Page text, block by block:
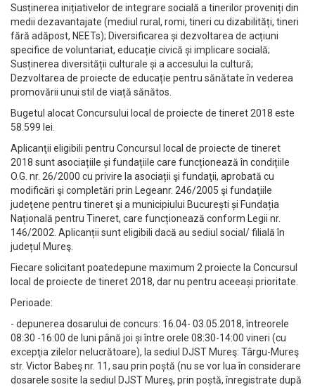
Susținerea inițiativelor de integrare socială a tinerilor proveniți din
medii dezavantajate (mediul rural, romi, tineri cu dizabilități, tineri
fără adăpost, NEETs); Diversificarea și dezvoltarea de acțiuni
specifice de voluntariat, educație civică și implicare socială;
Susținerea diversității culturale și a accesului la cultură;
Dezvoltarea de proiecte de educație pentru sănătate în vederea
promovării unui stil de viață sănătos.
Bugetul alocat Concursului local de proiecte de tineret 2018 este
58.599 lei.
Aplicanţii eligibili pentru Concursul local de proiecte de tineret
2018 sunt asociațiile și fundațiile care funcționează în condițiile
O.G. nr. 26/2000 cu privire la asociații şi fundaţii, aprobată cu
modificări şi completări prin Legeanr. 246/2005 şi fundaţiile
judeţene pentru tineret şi a municipiului București și Fundația
Națională pentru Tineret, care funcționează conform Legii nr.
146/2002. Aplicanții sunt eligibili dacă au sediul social/ filială în
județul Mureş.
Fiecare solicitant poatedepune maximum 2 proiecte la Concursul
local de proiecte de tineret 2018, dar nu pentru aceeași prioritate.
Perioade:
- depunerea dosarului de concurs: 16.04- 03.05.2018, întreorele
08:30 -16:00 de luni până joi și între orele 08:30-14:00 vineri (cu
excepţia zilelor nelucrătoare), la sediul DJST Mureş: Târgu-Mureş
str. Victor Babeş nr. 11, sau prin poștă (nu se vor lua în considerare
dosarele sosite la sediul DJST Mureş, prin poștă, înregistrate după